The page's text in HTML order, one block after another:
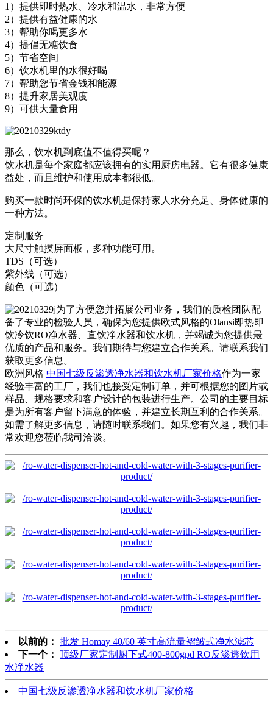
1）提供即时热水、冷水和温水，非常方便
2）提供有益健康的水
3）帮助你喝更多水
4）提倡无糖饮食
5）节省空间
6）饮水机里的水很好喝
7）帮助您节省金钱和能源
8）提升家居美观度
9）可供大量食用
那么，饮水机到底值不值得买呢？
饮水机是每个家庭都应该拥有的实用厨房电器。它有很多健康
益处，而且维护和使用成本都很低。
购买一款时尚环保的饮水机是保持家人水分充足、身体健康的
一种方法。
定制服务
大尺寸触摸屏面板，多种功能可用。
TDS（可选）
紫外线（可选）
颜色（可选）
为了方便您并拓展公司业务，我们的质检团队配
备了专业的检验人员，确保为您提供欧式风格的Olansi即热即
饮冷饮RO净水器、直饮净水器和饮水机，并竭诚为您提供最
优质的产品和服务。我们期待与您建立合作关系。请联系我们
获取更多信息。
欧洲风格 中国七级反渗透净水器和饮水机厂家价格作为一家
经验丰富的工厂，我们也接受定制订单，并可根据您的图片或
样品、规格要求和客户设计的包装进行生产。公司的主要目标
是为所有客户留下满意的体验，并建立长期互利的合作关系。
如需了解更多信息，请随时联系我们。如果您有兴趣，我们非
常欢迎您莅临我司洽谈。
以前的： 批发 Homay 40/60 英寸高流量褶皱式净水滤芯
下一个： 顶级厂家定制厨下式400-800gpd RO反渗透饮用
水净水器
中国七级反渗透净水器和饮水机厂家价格